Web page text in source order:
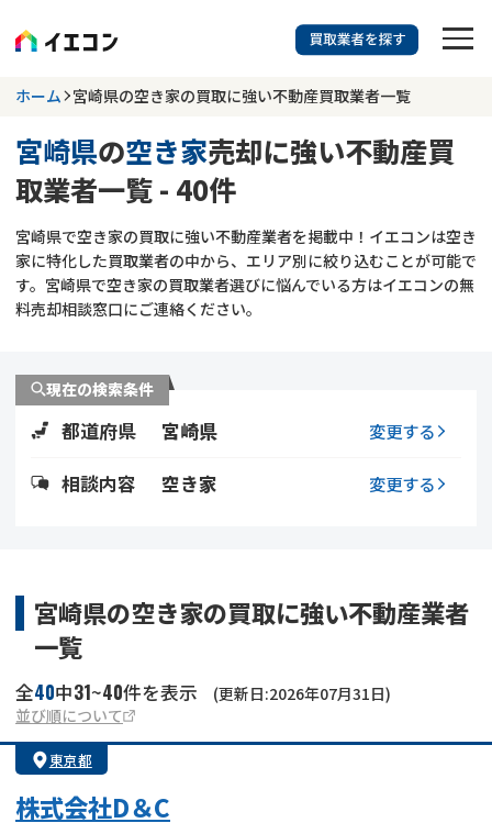
訳あり物件に強い業者を探す
宮崎県 空き家
703
更新日 :2026年07月31日
業者を探す
空き家
再建築不可
ゴミ屋敷
リースバック
不動産コラム
不動産売却
訳あり不動産
土地売却
借地 不動産リースバック
任意売却
アンケート調査
ホーム 宮崎県の空き家の買取に強い不動産買取業者一覧
宮崎県の空き家売却に強い不動産買
取業者一覧 - 40件
宮崎県で空き家の買取に強い不動産業者を掲載中！イエコンは空き
家に特化した買取業者の中から、エリア別に絞り込むことが可能で
す。宮崎県で空き家の買取業者選びに悩んでいる方はイエコンの無
料売却相談窓口にご連絡ください。
現在の検索条件
都道府県 宮崎県 変更する
相談内容 空き家 変更する
宮崎県の空き家の買取に強い不動産業者
一覧
全40中31~40件を表示
(更新日:2026年07月31日)
並び順について
東京都
株式会社D＆C